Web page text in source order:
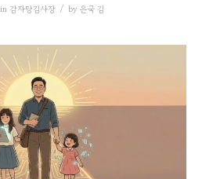
in 감자탕김사장 / by 은국 김